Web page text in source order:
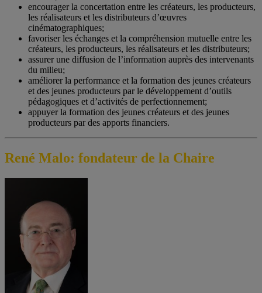
encourager la concertation entre les créateurs, les producteurs,
les réalisateurs et les distributeurs d’œuvres
cinématographiques;
favoriser les échanges et la compréhension mutuelle entre les
créateurs, les producteurs, les réalisateurs et les distributeurs;
assurer une diffusion de l’information auprès des intervenants
du milieu;
améliorer la performance et la formation des jeunes créateurs
et des jeunes producteurs par le développement d’outils
pédagogiques et d’activités de perfectionnement;
appuyer la formation des jeunes créateurs et des jeunes
producteurs par des apports financiers.
René Malo: fondateur de la Chaire